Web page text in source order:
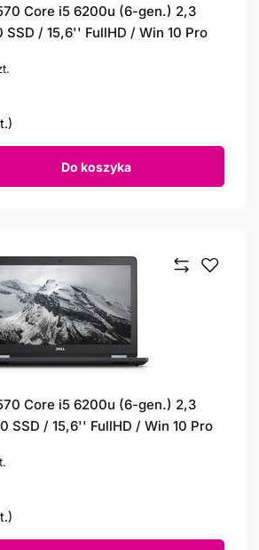
Core i5 6200u (6-gen.) 2,3
SSD / 15,6'' FullHD / Win 10 Pro
Do koszyka
Core i5 6200u (6-gen.) 2,3
SSD / 15,6'' FullHD / Win 10 Pro